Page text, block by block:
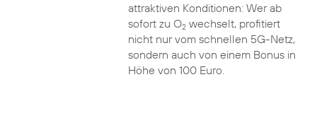
attraktiven Konditionen: Wer ab
sofort zu O2wechselt, profitiert
nicht nur vom schnellen 5G-Netz,
sondern auch von einem Bonus in
Höhe von 100 Euro.